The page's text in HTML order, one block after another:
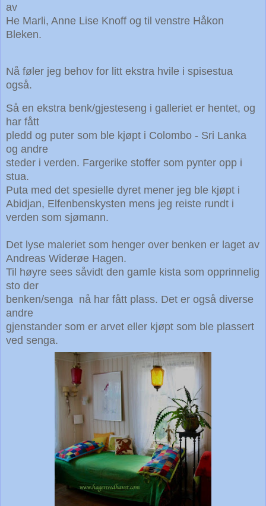
av
He Marli, Anne Lise Knoff og til venstre Håkon
Bleken.
Nå føler jeg behov for litt ekstra hvile i spisestua
også.
Så en ekstra benk/gjesteseng i galleriet er hentet, og
har fått
pledd og puter som ble kjøpt i Colombo - Sri Lanka
og andre
steder i verden. Fargerike stoffer som pynter opp i
stua.
Puta med det spesielle dyret mener jeg ble kjøpt i
Abidjan, Elfenbenskysten mens jeg reiste rundt i
verden som sjømann.
Det lyse maleriet som henger over benken er laget av
Andreas Widerøe Hagen.
Til høyre sees såvidt den gamle kista som opprinnelig
sto der
benken/senga nå har fått plass. Det er også diverse
andre
gjenstander som er arvet eller kjøpt som ble plassert
ved senga.